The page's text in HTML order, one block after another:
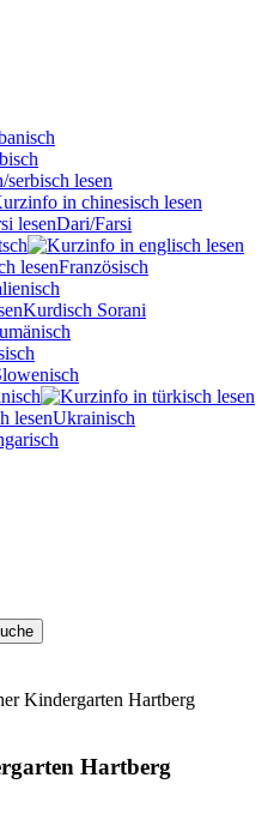
Dari/Farsi
Französisch
Kurdisch Sorani‎
Ukrainisch
Kindergarten Hartberg
Hartberg